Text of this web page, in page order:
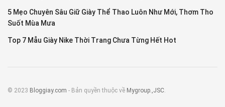
5 Mẹo Chuyên Sâu Giữ Giày Thể Thao Luôn Như Mới, Thơm Tho
Suốt Mùa Mưa
Top 7 Mẫu Giày Nike Thời Trang Chưa Từng Hết Hot
© 2023 Bloggiay.com - Bản quyền thuộc về Mygroup.,JSC.